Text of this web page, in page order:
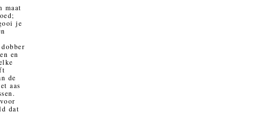
maat
je
en
de
aas
dat